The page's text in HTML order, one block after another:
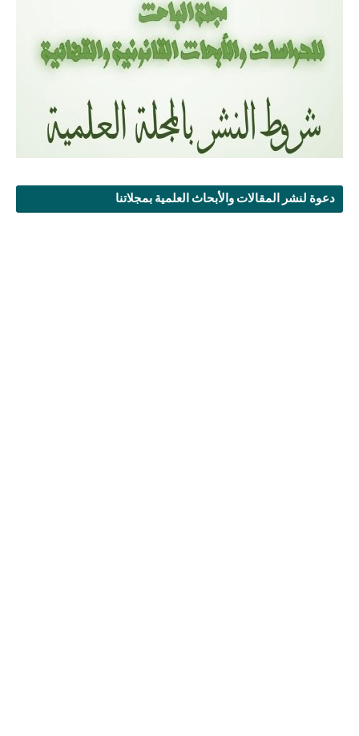
دعوة لنشر المقالات والأبحاث العلمية بمجلاتنا